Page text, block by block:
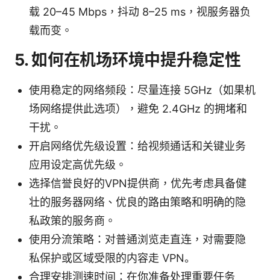
载 20–45 Mbps，抖动 8–25 ms，视服务器负
载而变。
5. 如何在机场环境中提升稳定性
使用稳定的网络频段：尽量连接 5GHz（如果机
场网络提供此选项），避免 2.4GHz 的拥堵和
干扰。
开启网络优先级设置：给视频通话和关键业务
应用设定高优先级。
选择信誉良好的VPN提供商，优先考虑具备健
壮的服务器网络、优良的路由策略和明确的隐
私政策的服务商。
使用分流策略：对普通浏览走直连，对需要隐
私保护或区域受限的内容走 VPN。
合理安排测速时间：在你准备处理重要任务